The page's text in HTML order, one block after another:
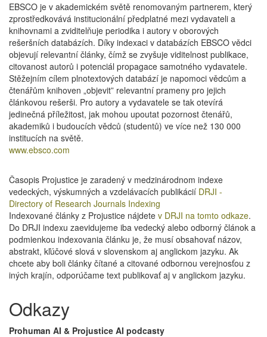
EBSCO je v akademickém světě renomovaným partnerem, který
zprostředkovává institucionální předplatné mezi vydavateli a
knihovnami a zviditelňuje periodika i autory v oborových
rešeršních databázích. Díky indexaci v databázích EBSCO vědci
objevují relevantní články, čímž se zvyšuje viditelnost publikace,
citovanost autorů i potenciál propagace samotného vydavatele.
Stěžejním cílem plnotextových databází je napomoci vědcům a
čtenářům knihoven „objevit” relevantní prameny pro jejich
článkovou rešerši. Pro autory a vydavatele se tak otevírá
jedinečná příležitost, jak mohou upoutat pozornost čtenářů,
akademiků i budoucích vědců (studentů) ve více než 130 000
institucích na světě.
www.ebsco.com
Časopis Projustice je zaradený v medzinárodnom indexe
vedeckých, výskumných a vzdelávacích publikácií DRJI -
Directory of Research Journals Indexing
Indexované články z Projustice nájdete v DRJI na tomto odkaze.
Do DRJI indexu zaevidujeme iba vedecký alebo odborný článok a
podmienkou indexovania článku je, že musí obsahovať názov,
abstrakt, kľúčové slová v slovenskom aj anglickom jazyku. Ak
chcete aby boli články čítané a citované odbornou verejnosťou z
iných krajín, odporúčame text publikovať aj v anglickom jazyku.
Odkazy
Prohuman AI & Projustice AI podcasty